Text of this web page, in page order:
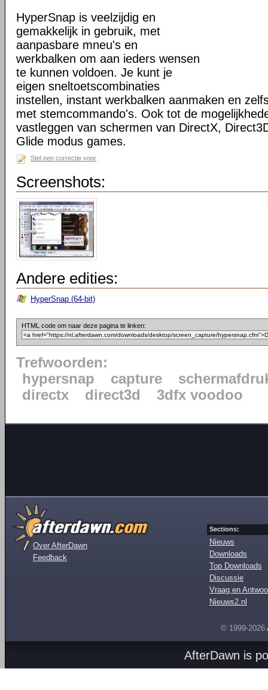
HyperSnap is veelzijdig en
gemakkelijk in gebruik, met
aanpasbare mneu's en
werkbalken om aan ieders wensen
te kunnen voldoen. Je kunt je
eigen sneltoetscombinaties
instellen, instant werkbalken aanmaken en
met stemcommando's. Ook tot de
vastleggen van schermen van DirectX,
Glide modus games.
Stel een correctie voor
Screenshots:
Andere edities:
HyperSnap (64-bit)
HTML code om naar deze pagina te linken:
Trefwoorden:
hypersnap
capture
directx
direct3d 3dfx voodoo
Over AfterDawn
Feedback
Sections:
Nieuws
Downloads
Top Downloads
Discussie
Vraag en
Nieuws2.nl
© 1999-2026
AfterDawn is